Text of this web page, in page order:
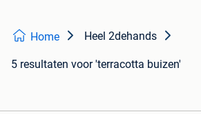
Home Heel 2dehands
5 resultaten voor 'terracotta buizen'